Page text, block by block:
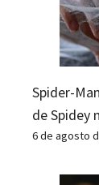
Spider-
de Spidey
6 de agosto